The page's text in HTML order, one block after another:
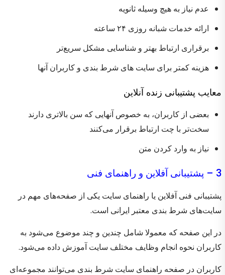
عدم نیاز به هیچ وسیله ثانویه
ارائه خدمات شبانه روزی ۲۴ ساعته
برقراری ارتباط بهتر و شناسایی مشکل سریع‌تر
هزینه کمتر برای سایت های شرط بندی و کاربران آنها
معایب پشتیبانی زنده آنلاین
بعضی از کاربران، به خصوص آنهایی که سن بالاتری دارند
سخت‌تر با چت ارتباط برقرار می‌کنند
نیاز به وارد کردن متن
3 – پشتیبانی آفلاین و راهنمای فنی
پشتیبانی فنی آفلاین یا راهنمای سایت یکی از صفحه‌های مهم در
سایت‌های شرط بندی معتبر ایرانی است.
در این صفحه که معمولا شامل چندین و چند موضوع می‌شود به
کاربران نحوه انجام وظایف مختلف سایت آموزش داده می‌شود.
کاربران در صفحه راهنمای سایت شرط بندی می‌توانند مجموعه‌ای